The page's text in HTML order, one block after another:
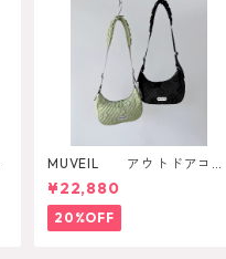
MUVEIL アウトドアコラ
ボショルダーバッグ
¥22,880
20%OFF